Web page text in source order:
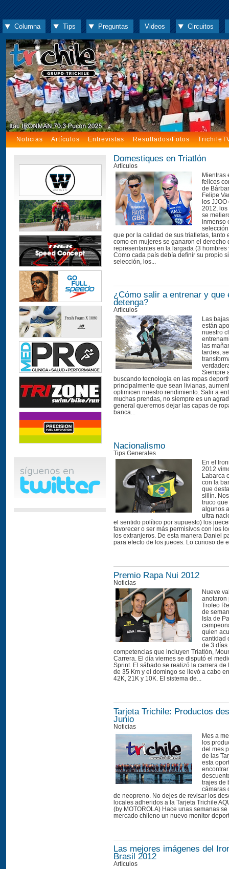
Columna Tips Preguntas Videos Circuitos
Noticias Artículos Entrevistas Resultados/Fotos
Domestiques en Triatlón
Artículos
Mientras
felices
de
Felipe
los
2012,
se
inmenso
que por la calidad de sus triatletas, tanto
como en mujeres se ganaron el derecho
representantes en la largada (3 hombres
Como cada país debía definir su propio
selección, los...
¿Cómo salir a entrenar y que
detenga?
Artículos
Las
están
nuestro
las
tardes,
Siempre
buscando tecnología en las ropas
principalmente que sean livianas,
optimicen nuestro rendimiento. Salir a
muchas prendas, no siempre es un
general queremos dejar las capas de
banca...
Nacionalismo
Tips Generales
En el
2012
Labarca
con la
que
sillín.
truco
algunos
ultra
el sentido político por supuesto) los
favorecer o ser más permisivos con los
los extranjeros. De esta manera Daniel
para efecto de los jueces. Lo curioso de
Premio Rapa Nui 2012
Noticias
Nueve
anotaron
Trofeo
de
Isla de
quien
cantidad
de 3 días
competencias que incluyen Triatlón,
Carrera. El día viernes se disputó el
Sprint. El sábado se realizó la carrera de
de 35 Km y el domingo se llevó a cabo
42K, 21K y 10K. El sistema de...
Tarjeta Trichile: Productos
Junio
Noticias
Mes a
los
del mes
de las
esta
trajes de
cámaras
de neopreno. No dejes de revisar los
locales adheridos a la Tarjeta Trichile
(by MOTOROLA) Hace unas semanas
mercado chileno un nuevo monitor
Las mejores imágenes del
Brasil 2012
Artículos